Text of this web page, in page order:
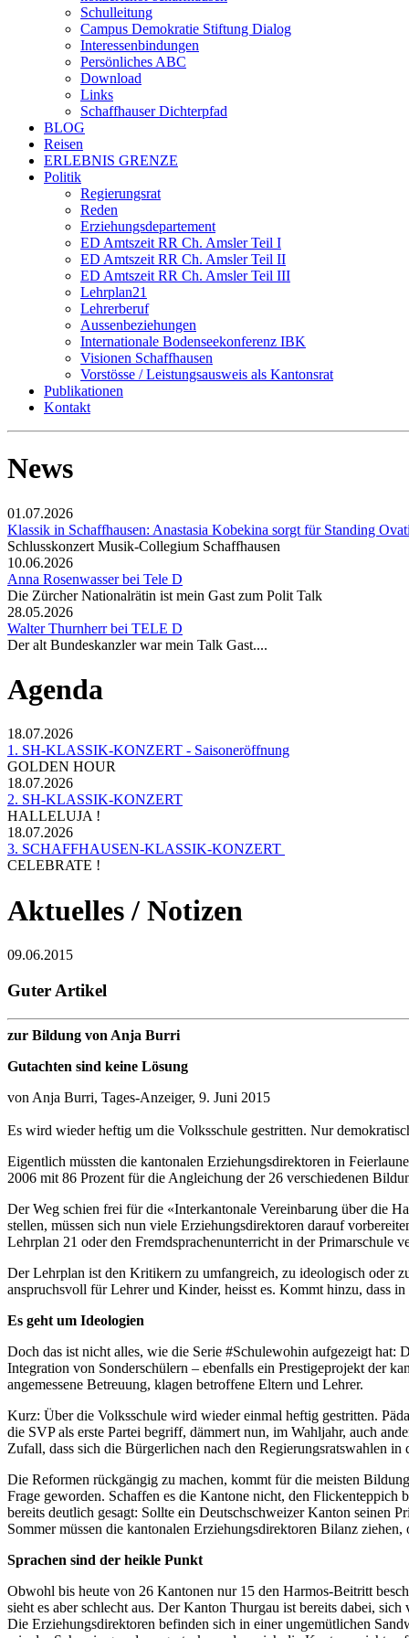
Schulleitung
Campus Demokratie Stiftung Dialog
Interessenbindungen
Persönliches ABC
Download
Links
Schaffhauser Dichterpfad
BLOG
Reisen
ERLEBNIS GRENZE
Politik
Regierungsrat
Reden
Erziehungsdepartement
ED Amtszeit RR Ch. Amsler Teil I
ED Amtszeit RR Ch. Amsler Teil II
ED Amtszeit RR Ch. Amsler Teil III
Lehrplan21
Lehrerberuf
Aussenbeziehungen
Internationale Bodenseekonferenz IBK
Visionen Schaffhausen
Vorstösse / Leistungsausweis als Kantonsrat
Publikationen
Kontakt
News
01.07.2026
Klassik in Schaffhausen: Anastasia Kobekina sorgt für Standing
Schlusskonzert Musik-Collegium Schaffhausen
10.06.2026
Anna Rosenwasser bei Tele D
Die Zürcher Nationalrätin ist mein Gast zum Polit Talk
28.05.2026
Walter Thurnherr bei TELE D
Der alt Bundeskanzler war mein Talk Gast....
Agenda
18.07.2026
1. SH-KLASSIK-KONZERT - Saisoneröffnung
GOLDEN HOUR
18.07.2026
2. SH-KLASSIK-KONZERT
HALLELUJA !
18.07.2026
3. SCHAFFHAUSEN-KLASSIK-KONZERT
CELEBRATE !
Aktuelles / Notizen
09.06.2015
Guter Artikel
zur Bildung von Anja Burri
Gutachten sind keine Lösung
von Anja Burri, Tages-Anzeiger, 9. Juni 2015
Es wird wieder heftig um die Volksschule gestritten. Nur
Eigentlich müssten die kantonalen Erziehungsdirektoren in
2006 mit 86 Prozent für die Angleichung der 26 verschiedenen
Der Weg schien frei für die «Interkantonale Vereinbarung über die
stellen, müssen sich nun viele Erziehungsdirektoren darauf
Lehrplan 21 oder den Fremdsprachenunterricht in der Primarschule
Der Lehrplan ist den Kritikern zu umfangreich, zu ideologisch oder
anspruchsvoll für Lehrer und Kinder, heisst es. Kommt hinzu, dass
Es geht um Ideologien
Doch das ist nicht alles, wie die Serie #Schulewohin aufgezeigt
Integration von Sonderschülern – ebenfalls ein Prestigeprojekt der
angemessene Betreuung, klagen betroffene Eltern und Lehrer.
Kurz: Über die Volksschule wird wieder einmal heftig gestritten.
die SVP als erste Partei begriff, dämmert nun, im Wahljahr, auch
Zufall, dass sich die Bürgerlichen nach den Regierungsratswahlen
Die Reformen rückgängig zu machen, kommt für die meisten
Frage geworden. Schaffen es die Kantone nicht, den
bereits deutlich gesagt: Sollte ein Deutschschweizer Kanton seinen
Sommer müssen die kantonalen Erziehungsdirektoren Bilanz
Sprachen sind der heikle Punkt
Obwohl bis heute von 26 Kantonen nur 15 den Harmos-Beitritt
sieht es aber schlecht aus. Der Kanton Thurgau ist bereits dabei,
Die Erziehungsdirektoren befinden sich in einer ungemütlichen